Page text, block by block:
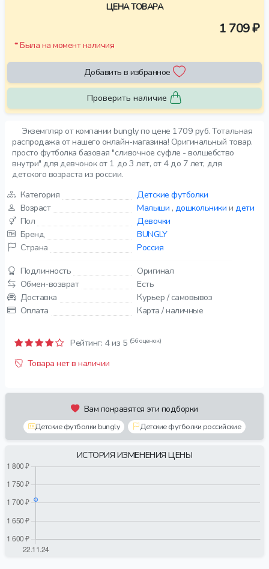
Экземпляр от компании bungly по цене 1709 руб. Тотальная
распродажа от нашего онлайн-магазина! Оригинальный товар.
просто футболка базовая "сливочное суфле - волшебство
внутри" для девчонок от 1 до 3 лет, от 4 до 7 лет, для
детского возраста из россии.
Категория
Детские футболки
Возраст
Малыши , дошкольники и дети
Пол
Девочки
Бренд
BUNGLY
Страна
Россия
Подлинность
Оригинал
Обмен-возврат
Есть
Доставка
Курьер / самовывоз
Оплата
Карта / наличные
Рейтинг: 4из 5 (56 оценок)
Товара нет в наличии
Вам понравятся эти подборки
Детские футболки bungly Детские футболки российские
ИСТОРИЯ ИЗМЕНЕНИЯ ЦЕНЫ
ЦЕНА ТОВАРА
1 709 ₽
* Была на момент наличия
Добавить в избранное
Проверить наличие